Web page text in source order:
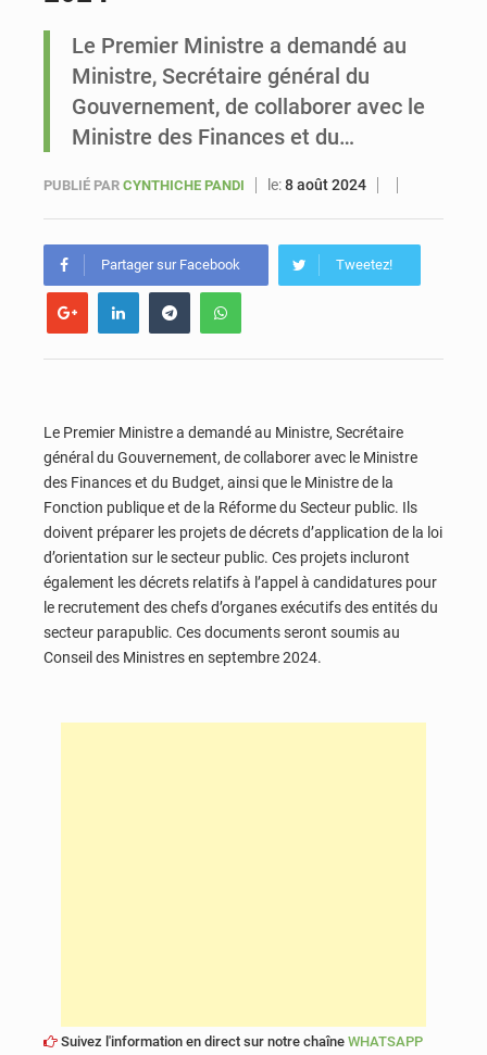
Sénégal : Ousmane Diagne prêtera serment le 11 août comme président du Conseil constitutionnel
Le Premier Ministre a demandé au
Ministre, Secrétaire général du
Gouvernement, de collaborer avec le
Ministre des Finances et du…
PUBLIÉ PAR CYNTHICHE PANDI le:8 août 2024
Partager sur Facebook Tweetez!
Le Premier Ministre a demandé au Ministre, Secrétaire
général du Gouvernement, de collaborer avec le Ministre
des Finances et du Budget, ainsi que le Ministre de la
Fonction publique et de la Réforme du Secteur public. Ils
doivent préparer les projets de décrets d’application de la loi
d’orientation sur le secteur public. Ces projets incluront
également les décrets relatifs à l’appel à candidatures pour
le recrutement des chefs d’organes exécutifs des entités du
secteur parapublic. Ces documents seront soumis au
Conseil des Ministres en septembre 2024.
Suivez l'information en direct sur notre chaîne WHATSAPP